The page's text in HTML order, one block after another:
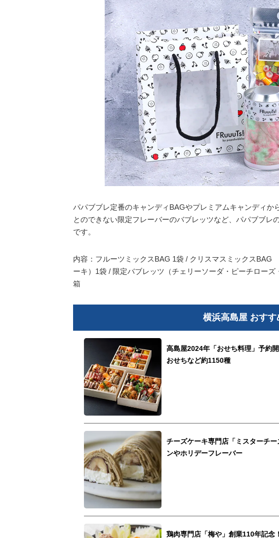
パパブブレ定番のキャンディBAGやプレミアムキャンディか
とのできない限定フレーバーのバブレッツなど、パパブブレ
です。
内容：フルーツミックスBAG 1袋 / クリスマスミックス
ーキ）1袋 / 限定バブレッツ（チェリーソーダ・ピーチロー
箱
横浜高島屋 おすす
高島屋2024年「おせち料理」予約
おせちなど約1150種
チーズケーキ専門店「ミスターチ
ンやホリデーフレーバー
鶏肉専門店「梅や」創業110年記念